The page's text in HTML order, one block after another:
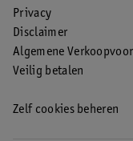
Privacy
Disclaimer
Algemene
Veilig betalen
Zelf cookies beheren